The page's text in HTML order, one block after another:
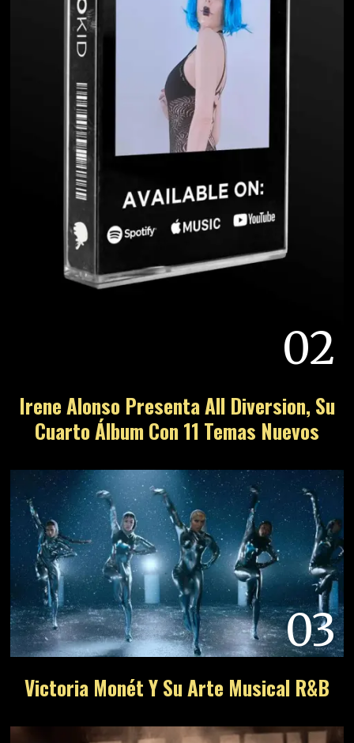
02
Irene Alonso Presenta All Diversion, Su
Cuarto Álbum Con 11 Temas Nuevos
03
Victoria Monét Y Su Arte Musical R&B